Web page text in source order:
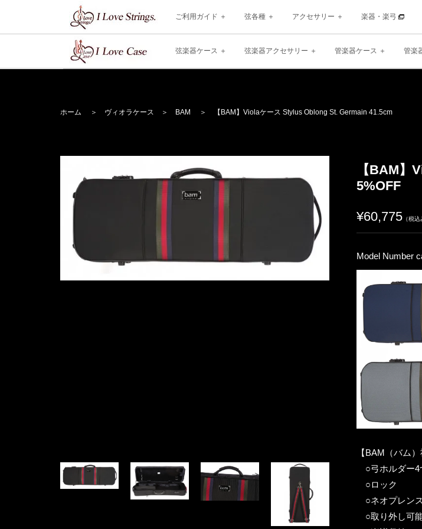
ご利用ガイド 弦各種 アクセサリー 楽器・楽弓
弦楽器ケース 弦楽器アクセサリー 管楽器ケース 管楽
ホーム ＞ ヴィオラケース ＞ BAM ＞ 【BAM】Violaケース Stylus Oblong St. Germain 41.5cm
【BAM
5%OFF
¥60,775（税込
Model Number
【BAM（バム）
○弓ホルダー4
○ロック
○ネオプレン
○取り外し可